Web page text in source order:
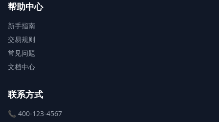
帮助中心
新手指南
交易规则
常见问题
文档中心
联系方式
📞 400-123-4567